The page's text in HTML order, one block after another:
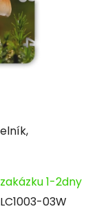
1-2dny
03W